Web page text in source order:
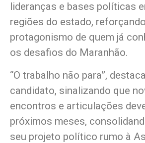
lideranças e bases políticas
regiões do estado,
protagonismo de quem já
os desafios do Maranhão.
“O trabalho não para”,
candidato, sinalizando que
encontros e articulações
próximos meses,
seu projeto político rumo à